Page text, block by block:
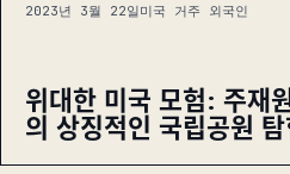
2023년 3월 22일미국 거주 외국인
위대한 미국 모험: 주재
의 상징적인 국립공원 탐